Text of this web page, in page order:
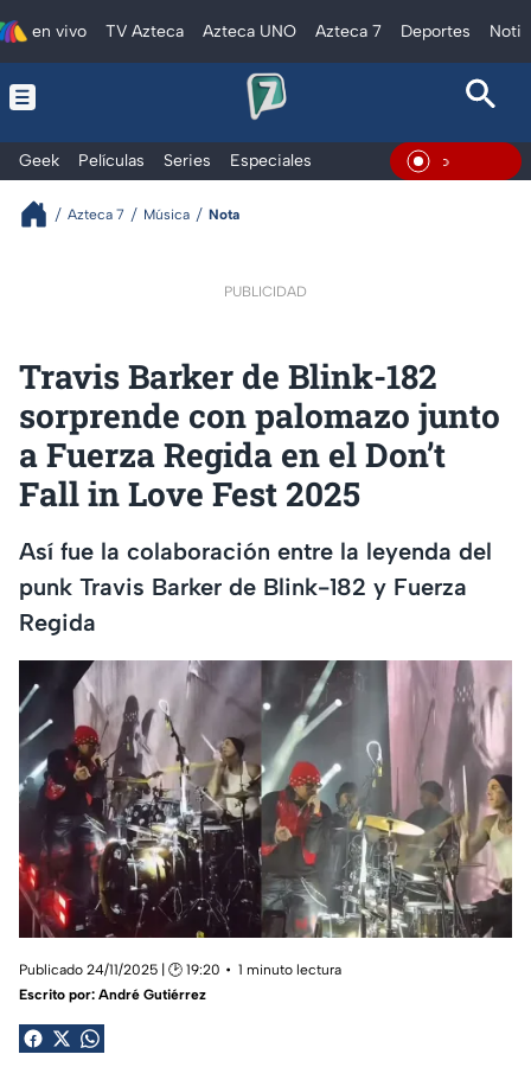
en vivo TV Azteca Azteca UNO Azteca 7 Deportes
Geek Películas Series Especiales En Vivo
Azteca 7 Música Nota
PUBLICIDAD
Travis Barker de Blink-182
sorprende con palomazo junto
a Fuerza Regida en el Don’t
Fall in Love Fest 2025
Así fue la colaboración entre la leyenda del
punk Travis Barker de Blink-182 y Fuerza
Regida
Publicado 24/11/2025 | 🕑 19:20
1 minuto lectura
Escrito por: André Gutiérrez